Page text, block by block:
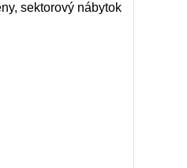
sektorový nábytok